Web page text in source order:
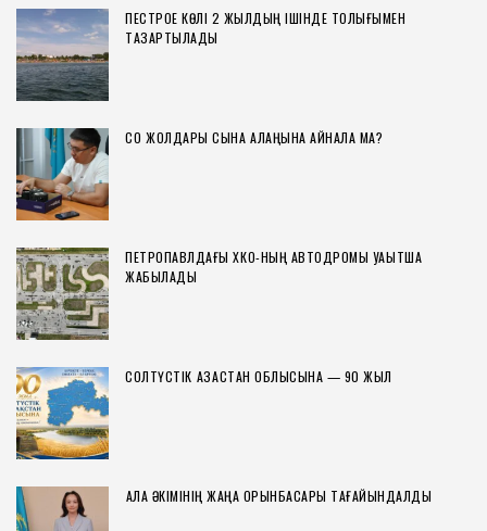
ПЕСТРОЕ КӨЛІ 2 ЖЫЛДЫҢ ІШІНДЕ ТОЛЫҒЫМЕН
ТАЗАРТЫЛАДЫ
СҚО ЖОЛДАРЫ СЫНАҚ АЛАҢЫНА АЙНАЛА МА?
ПЕТРОПАВЛДАҒЫ ХҚКО-НЫҢ АВТОДРОМЫ УАҚЫТША
ЖАБЫЛАДЫ
СОЛТҮСТІК ҚАЗАҚСТАН ОБЛЫСЫНА — 90 ЖЫЛ
ҚАЛА ӘКІМІНІҢ ЖАҢА ОРЫНБАСАРЫ ТАҒАЙЫНДАЛДЫ